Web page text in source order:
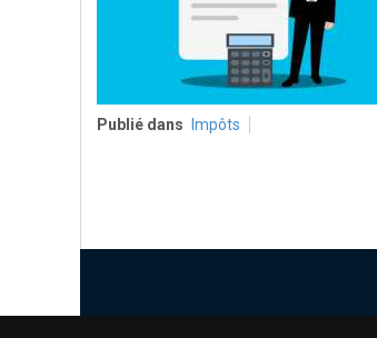
Publié dans Impôts